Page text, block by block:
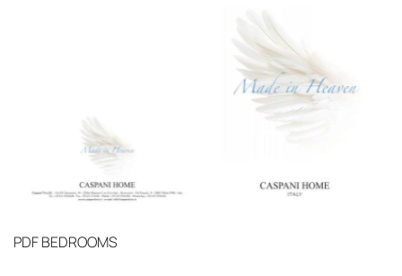
PDFBEDROOMS